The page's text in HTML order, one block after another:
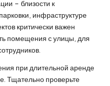
– близости к
инфраструктуре
критически важен
помещения с улицы, для
при длительной аренде
Тщательно проверьте